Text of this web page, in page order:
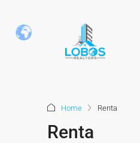
Home Renta
Renta